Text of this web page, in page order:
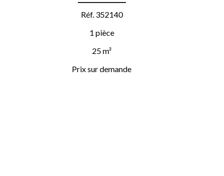
Réf. 352140
1 pièce
25 m²
Prix sur demande